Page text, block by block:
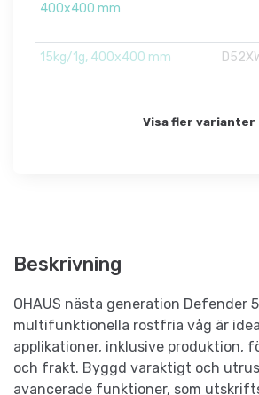
400x400 mm
15kg/1g, 400x400 mm
Visa fler varianter
Beskrivning
OHAUS nästa generation Defender
multifunktionella rostfria våg är
applikationer, inklusive produktion,
och frakt. Byggd varaktigt och
avancerade funktioner, som